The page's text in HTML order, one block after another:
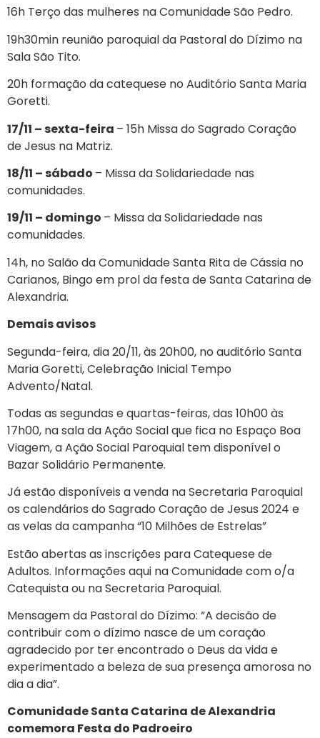
16h Terço das mulheres na Comunidade São Pedro.
19h30min reunião paroquial da Pastoral do Dízimo na
Sala São Tito.
20h formação da catequese no Auditório Santa Maria
Goretti.
17/11 – sexta-feira – 15h Missa do Sagrado Coração
de Jesus na Matriz.
18/11 – sábado – Missa da Solidariedade nas
comunidades.
19/11 – domingo – Missa da Solidariedade nas
comunidades.
14h, no Salão da Comunidade Santa Rita de Cássia no
Carianos, Bingo em prol da festa de Santa Catarina de
Alexandria.
Demais avisos
Segunda-feira, dia 20/11, às 20h00, no auditório Santa
Maria Goretti, Celebração Inicial Tempo
Advento/Natal.
Todas as segundas e quartas-feiras, das 10h00 às
17h00, na sala da Ação Social que fica no Espaço Boa
Viagem, a Ação Social Paroquial tem disponível o
Bazar Solidário Permanente.
Já estão disponíveis a venda na Secretaria Paroquial
os calendários do Sagrado Coração de Jesus 2024 e
as velas da campanha “10 Milhões de Estrelas”
Estão abertas as inscrições para Catequese de
Adultos. Informações aqui na Comunidade com o/a
Catequista ou na Secretaria Paroquial.
Mensagem da Pastoral do Dízimo: “A decisão de
contribuir com o dízimo nasce de um coração
agradecido por ter encontrado o Deus da vida e
experimentado a beleza de sua presença amorosa no
dia a dia”.
Comunidade Santa Catarina de Alexandria
comemora Festa do Padroeiro